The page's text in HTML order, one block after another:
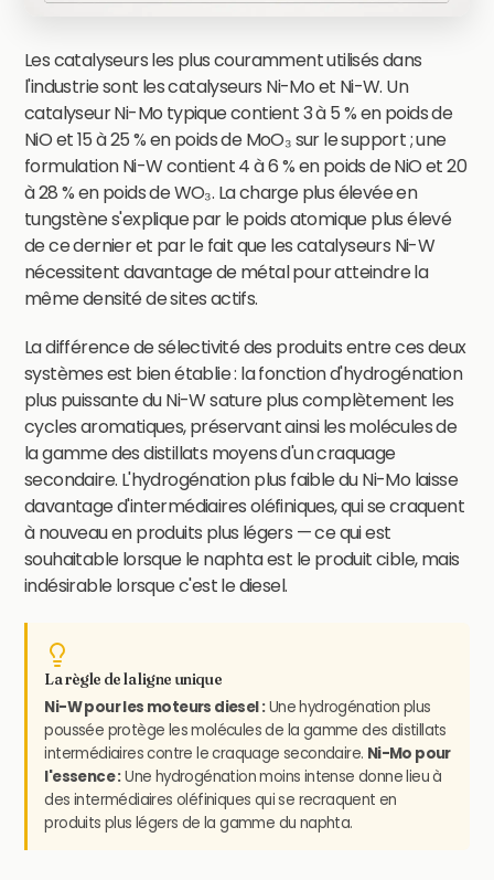
Les catalyseurs les plus couramment utilisés dans
l'industrie sont les catalyseurs Ni-Mo et Ni-W. Un
catalyseur Ni-Mo typique contient 3 à 5 % en poids de
NiO et 15 à 25 % en poids de MoO₃ sur le support ; une
formulation Ni-W contient 4 à 6 % en poids de NiO et 20
à 28 % en poids de WO₃. La charge plus élevée en
tungstène s'explique par le poids atomique plus élevé
de ce dernier et par le fait que les catalyseurs Ni-W
nécessitent davantage de métal pour atteindre la
même densité de sites actifs.
La différence de sélectivité des produits entre ces deux
systèmes est bien établie : la fonction d'hydrogénation
plus puissante du Ni-W sature plus complètement les
cycles aromatiques, préservant ainsi les molécules de
la gamme des distillats moyens d'un craquage
secondaire. L'hydrogénation plus faible du Ni-Mo laisse
davantage d'intermédiaires oléfiniques, qui se craquent
à nouveau en produits plus légers — ce qui est
souhaitable lorsque le naphta est le produit cible, mais
indésirable lorsque c'est le diesel.
La règle de la ligne unique
Ni-W pour les moteurs diesel :Une hydrogénation plus
poussée protège les molécules de la gamme des distillats
intermédiaires contre le craquage secondaire. Ni-Mo pour
l'essence :Une hydrogénation moins intense donne lieu à
des intermédiaires oléfiniques qui se recraquent en
produits plus légers de la gamme du naphta.